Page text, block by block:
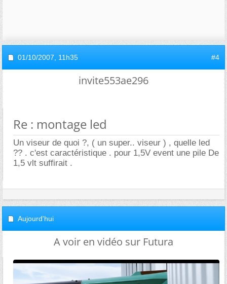
01/10/2007, 11h35 #4
invite553ae296
Re : montage led
Un viseur de quoi ?, ( un super.. viseur ) , quelle led
?? . c'est caractéristique . pour 1,5V event une pile De
1,5 vlt suffirait .
Aujourd'hui
A voir en vidéo sur Futura